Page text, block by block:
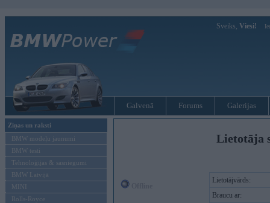
Sveiks, Viesi!
Galvenā Forums Galerijas
Ziņas un raksti
BMW modeļu jaunumi
BMW testi
Tehnoloģijas & sasniegumi
BMW Latvijā
MINI
Rolls-Royce
Lietotāja
Lietotājvārds:
Braucu ar: